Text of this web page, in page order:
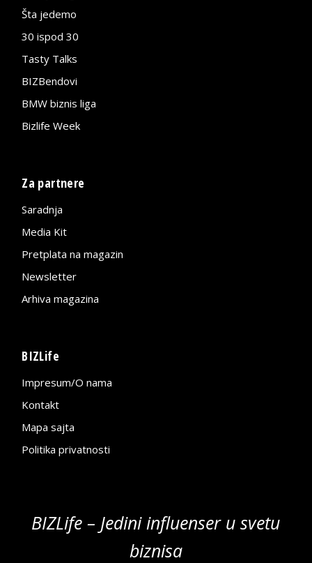
Šta jedemo
30 ispod 30
Tasty Talks
BIZBendovi
BMW biznis liga
Bizlife Week
Za partnere
Saradnja
Media Kit
Pretplata na magazin
Newsletter
Arhiva magazina
BIZLife
Impresum/O nama
Kontakt
Mapa sajta
Politika privatnosti
BIZLife – Jedini influenser u svetu
biznisa